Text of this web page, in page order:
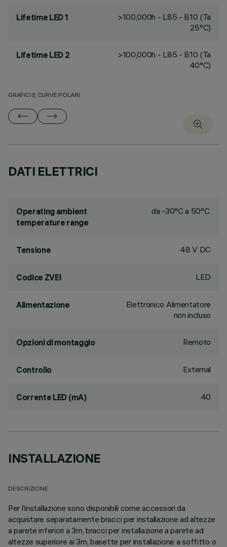
Lifetime LED 1
>100,000h - L85 - B10 (Ta
25°C)
Lifetime LED 2
>100,000h - L85 - B10 (Ta
40°C)
GRAFICI E CURVE POLARI
DATI ELETTRICI
Operating ambient
temperature range
da -30°C a 50°C.
Tensione 48 V DC
Codice ZVEI LED
Alimentazione
Elettronico Alimentatore
non incluso
Opzioni di montaggio Remoto
Controllo External
Corrente LED (mA) 40
INSTALLAZIONE
DESCRIZIONE
Per l’installazione sono disponibili come accessori da
acquistare separatamente bracci per installazione ad altezze
a parete inferiori a 3m, bracci per installazione a parete ad
altezze superiore ai 3m, basette per installazione a soffitto o